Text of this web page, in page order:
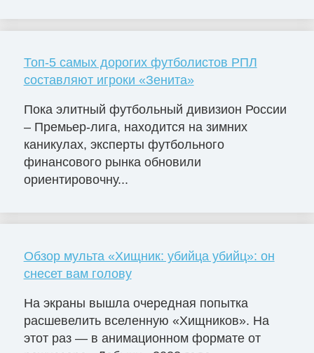
Топ-5 самых дорогих футболистов РПЛ
составляют игроки «Зенита»
Пока элитный футбольный дивизион России
– Премьер-лига, находится на зимних
каникулах, эксперты футбольного
финансового рынка обновили
ориентировочну...
Обзор мульта «Хищник: убийца убийц»: он
снесет вам голову
На экраны вышла очередная попытка
расшевелить вселенную «Хищников». На
этот раз — в анимационном формате от